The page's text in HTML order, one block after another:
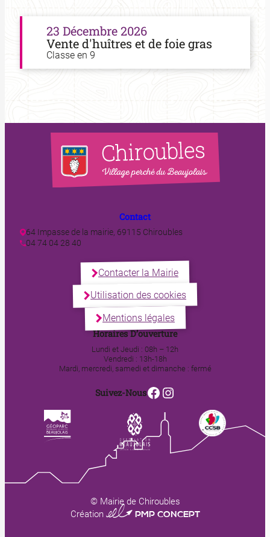
23 Décembre 2026
Vente d'huîtres et de foie gras
Classe en 9
Contact
64 Impasse de la mairie, 69115 Chiroubles
04 74 04 28 40
Contacter la Mairie
Utilisation des cookies
Mentions légales
Horaires D’ouverture
Lundi et Jeudi : 08h – 12h
Vendredi : 13h-18h
Mardi, mercredi, samedi et dimanche : fermé
Suivez-NousFacebook
Instagram
© Mairie de Chiroubles
Création 0123 PMP CONCEPT